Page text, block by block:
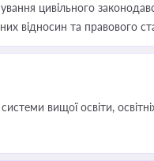
цивільного
відносин та правового
вищої освіти, освітніх